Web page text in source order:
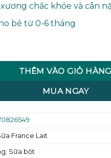
chắc khỏe và cân
bé từ 0-6 tháng
Lait 1 (từ 0-6 tháng) 900g số
THÊM VÀO GIỎ HÀNG
MUA NGAY
France Lait
Sữa bột